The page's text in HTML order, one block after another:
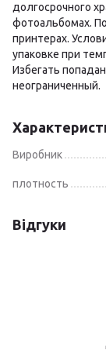
долгосрочного
фотоальбомах.
принтерах.
упаковке при
Избегать
неограниченный.
Виробник
плотность
Відгуки